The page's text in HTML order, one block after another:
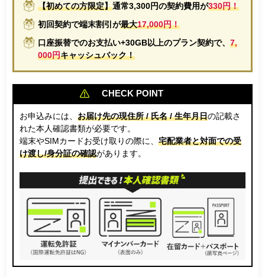
【初めての方限定】通常3,300円の契約費用が330円！
初回契約で端末割引が最大17,000円！
口座振替でのお支払い+30GB以上のプラン契約で、7,
000円キャッシュバック！
CHECK POINT
お申込みには、お届け先の現住所 / 氏名 / 生年月日の記載さ
れた本人確認書類が必要です。
端末やSIMカードお受け取りの際に、宅配業者と対面での受
け渡し/身分証の確認があります。